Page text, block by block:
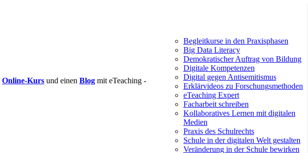
Online-Kurs und einen Blog mit eTeaching -
Begleitkurse in den Praxisphasen
Big Data Literacy
Demokratischer Auftrag von Bildung
Digitale Kompetenzen
Digital gegen Antisemitismus
Erklärvideos zu Forschungsmethoden
eTeaching Expert
Facharbeit schreiben
Kollaboratives Lernen mit digitalen
Medien
Praxis des Schulrechts
Schule in der digitalen Welt gestalten
Veränderung in der Schule bewirken